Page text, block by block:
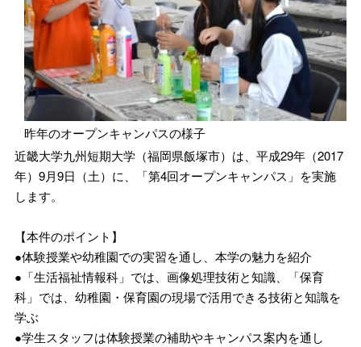
昨年のオープンキャンパスの様子
近畿大学九州短期大学（福岡県飯塚市）は、平成29年（2017
年）9月9日（土）に、「第4回オープンキャンパス」を実施
します。
【本件のポイント】
●体験授業や幼稚園での実習を通し、本学の魅力を紹介
●「生活福祉情報科」では、画像処理技術と知識、「保育
科」では、幼稚園・保育園の現場で活用できる技術と知識を
学ぶ
●学生スタッフは体験授業の補助やキャンパス案内を通し